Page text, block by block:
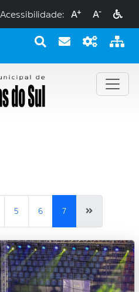
Acessibilidade: A+ A-
5 6 7